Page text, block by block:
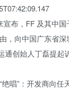
宣布，FF 及其中
，向中国广东省
创始人丁磊提起
唱”：开发商向任